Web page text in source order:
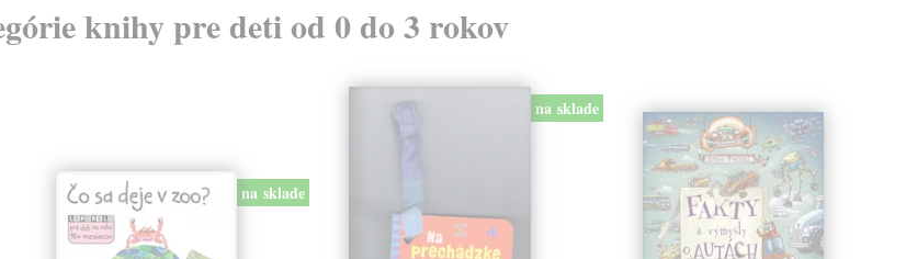
knihy pre deti od 0 do 3 rokov
na sklade
na sklade